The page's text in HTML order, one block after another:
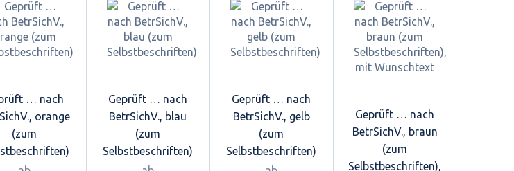
… nach
orange
(zum
Geprüft … nach
BetrSichV., blau
(zum
Selbstbeschriften)
Geprüft … nach
BetrSichV., gelb
(zum
Selbstbeschriften)
Geprüft … nach
BetrSichV., braun
(zum
Selbstbeschriften),